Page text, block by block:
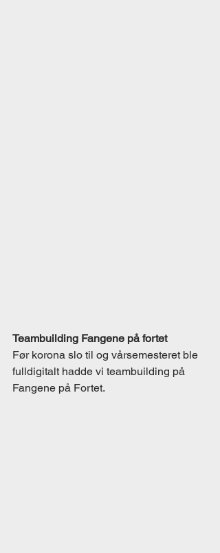
Teambuilding Fangene på fortet
Før korona slo til og vårsemesteret ble
fulldigitalt hadde vi teambuilding på
Fangene på Fortet.